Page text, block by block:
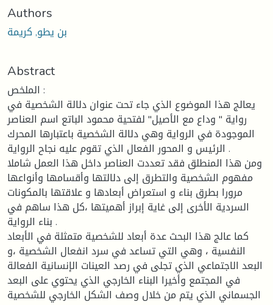
Authors
بن يطو, كريمة
Abstract
الملخص :
يعالج هذا الموضوع الذي جاء تحت عنوان دلالة الشخصية في
رواية " وداع مع الأصيل" لفتحية محمود الباتع اسم العناصر
الموجودة في الرواية وهي دلالة الشخصية باعتبارها المحرك
الرئيس و المحور الفعال الذي تقوم عليه نجاح الرواية .
ومن هذا المنطلق فقد تعددت العناصر داخل هذا العمل شاملا
مفهوم الشخصية والتطرق إلى دلالتها وأقسامها وأنواعها
مرورا بطرق بناء و استعراض أبعادها و علاقتها بالمكونات
السردية الأخرى إلى غاية إبراز أهميتها ،كل هذا ساهم في
بناء الرواية .
كما عالج هذا البحث عدة أبعاد للشخصية متمثلة في الأبعاد
النفسية ، وهي التي تساعد في سرد انفعال الشخصية ،و
البعد الاجتماعي الذي تجلى في رصد العينات الإنسانية الفعالة
في المجتمع وأخيرا البناء الخارجي الذي يحتوي على البعد
الجسماني الذي يتم من خلال وصف الشكل الخارجي للشخصية